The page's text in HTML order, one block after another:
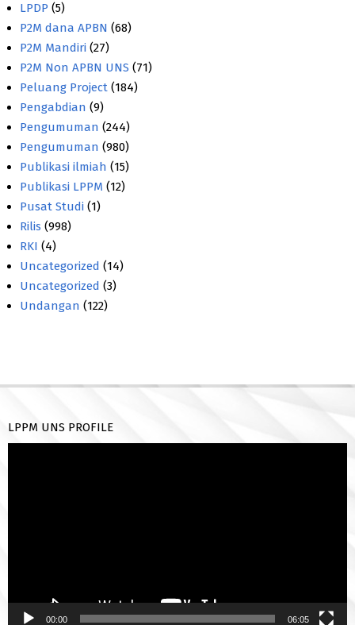
LPDP (5)
P2M dana APBN (68)
P2M Mandiri (27)
P2M Non APBN UNS (71)
Peluang Project (184)
Pengabdian (9)
Pengumuman (244)
Pengumuman (980)
Publikasi ilmiah (15)
Publikasi LPPM (12)
Pusat Studi (1)
Rilis (998)
RKI (4)
Uncategorized (14)
Uncategorized (3)
Undangan (122)
LPPM UNS PROFILE
00:00 06:05